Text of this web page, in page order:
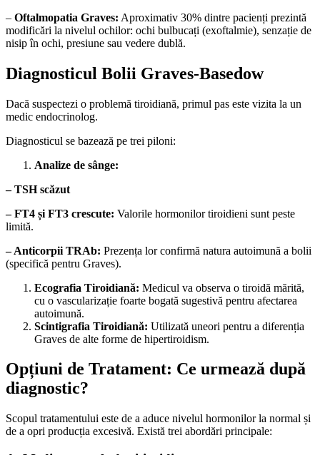
– Oftalmopatia Graves: Aproximativ 30% dintre pacienți prezintă
modificări la nivelul ochilor: ochi bulbucați (exoftalmie), senzație de
nisip în ochi, presiune sau vedere dublă.
Diagnosticul Bolii Graves-Basedow
Dacă suspectezi o problemă tiroidiană, primul pas este vizita la un
medic endocrinolog.
Diagnosticul se bazează pe trei piloni:
Analize de sânge:
– TSH scăzut
– FT4 și FT3 crescute: Valorile hormonilor tiroidieni sunt peste
limită.
– Anticorpii TRAb: Prezența lor confirmă natura autoimună a bolii
(specifică pentru Graves).
Ecografia Tiroidiană: Medicul va observa o tiroidă mărită,
cu o vascularizație foarte bogată sugestivă pentru afectarea
autoimună.
Scintigrafia Tiroidiană: Utilizată uneori pentru a diferenția
Graves de alte forme de hipertiroidism.
Opțiuni de Tratament: Ce urmează după
diagnostic?
Scopul tratamentului este de a aduce nivelul hormonilor la normal și
de a opri producția excesivă. Există trei abordări principale: